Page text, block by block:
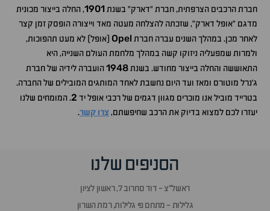
חברת הרכבים הצרפתית, חברת "דארק" בשנת1901, החלה בייצור מכונית
מדגם "אופל דארק", שזכתה להצלחה מעטה מאד וייצורה הופסק זמן קצר
לאחר מכן. במהלך השנים עברה חברת Opel (אופל) לא מעט תהפוכות,
ולמרות שמפעליה ניזוקו קשה במהלך מלחמת העולם השנייה, היא
התאוששה והחלה בייצור מחודש. בשנת1948הועברה לידיה של חברת
ג'נרל מוטורס ומאז ועד היום נחשבת לאחד המותגים המובילים של החברה.
בטרייד מוביל אנו מוכרים מגוון דגמים של רכבי אופל יד 2
.המומחים שלנו
יעזרו לכם למצוא בדיוק את הרכב שחיפשתם,צרו קשר.
הסניפים שלנו
ראשל״צ - דוד סחרוב 7, ראשון לציון
גלילות - מתחם פי גלילות, רמת השרון